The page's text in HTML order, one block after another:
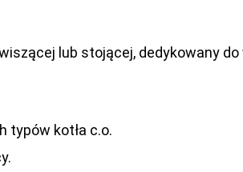
lub stojącej, dedykowany do
typów kotła c.o.